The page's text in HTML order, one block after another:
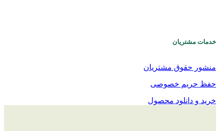
خدمات مشتریان
منشور حقوق مشتریان
حفظ حریم خصوصی
خرید و دانلود محصول